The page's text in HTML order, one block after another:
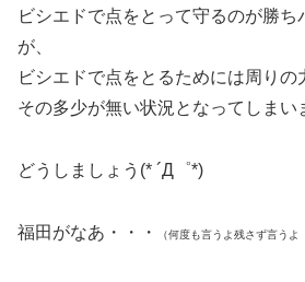
ビシエドで点をとって守るのが勝ち
が、
ビシエドで点をとるためには周りの
その多少が無い状況となってしまい
どうしましょう(* ´Д゜*)
福田がなあ・・・ （何度も言うよ残さず言うよ